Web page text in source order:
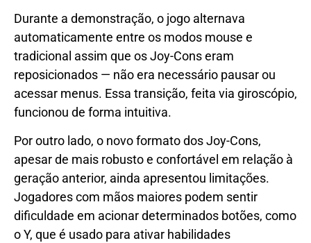
Durante a demonstração, o jogo alternava
automaticamente entre os modos mouse e
tradicional assim que os Joy-Cons eram
reposicionados — não era necessário pausar ou
acessar menus. Essa transição, feita via giroscópio,
funcionou de forma intuitiva.
Por outro lado, o novo formato dos Joy-Cons,
apesar de mais robusto e confortável em relação à
geração anterior, ainda apresentou limitações.
Jogadores com mãos maiores podem sentir
dificuldade em acionar determinados botões, como
o Y, que é usado para ativar habilidades